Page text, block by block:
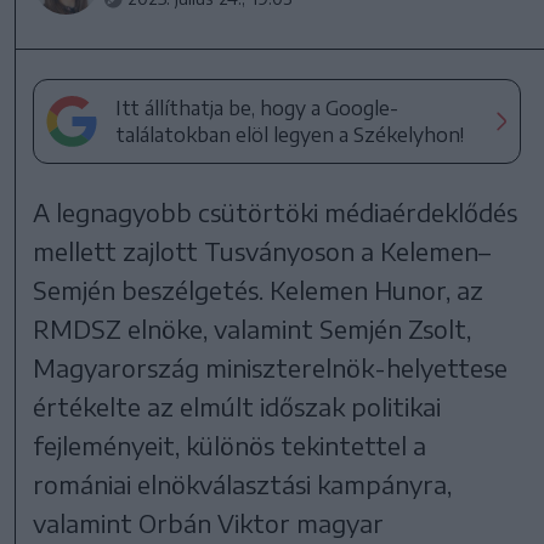
Itt állíthatja be, hogy a Google-
találatokban elöl legyen a Székelyhon!
A legnagyobb csütörtöki médiaérdeklődés
mellett zajlott Tusványoson a Kelemen–
Semjén beszélgetés. Kelemen Hunor, az
RMDSZ elnöke, valamint Semjén Zsolt,
Magyarország miniszterelnök-helyettese
értékelte az elmúlt időszak politikai
fejleményeit, különös tekintettel a
romániai elnökválasztási kampányra,
valamint Orbán Viktor magyar